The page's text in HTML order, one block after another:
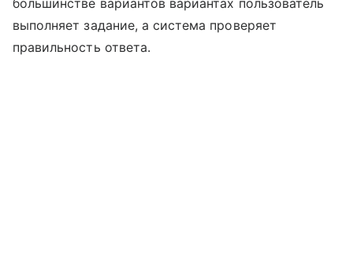
большинстве вариантов вариантах пользователь
выполняет задание, а система проверяет
правильность ответа.